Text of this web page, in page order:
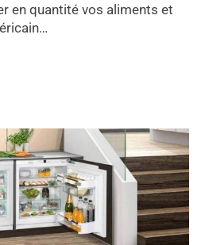
en quantité vos aliments et